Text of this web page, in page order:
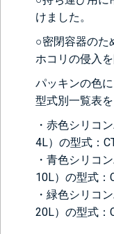
＞＞詳しくはこちらから
なし
シール座をつけ
る(+10560円)
けました。
○密閉容器のた
ホコリの侵入を
パッキンの色
型式別一覧表
・赤色シリコ
4L）の型式：
・青色シリコ
10L）の型式：
・緑色シリコ
20L）の型式：